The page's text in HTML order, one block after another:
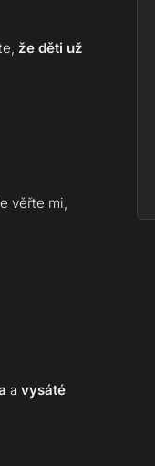
že děti už
věřte mi,
a vysáté